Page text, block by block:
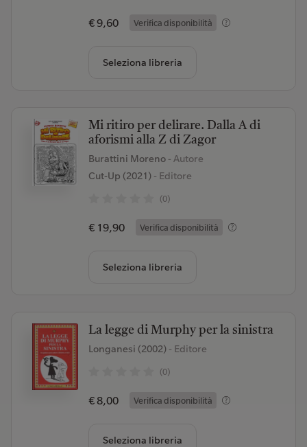
€ 9,60 Verifica disponibilità
Seleziona libreria
Mi ritiro per delirare. Dalla A di
aforismi alla Z di Zagor
Burattini Moreno - Autore
Cut-Up (2021)- Editore
(0)
€ 19,90 Verifica disponibilità
Seleziona libreria
La legge di Murphy per la sinistra
Longanesi (2002)- Editore
(0)
€ 8,00 Verifica disponibilità
Seleziona libreria